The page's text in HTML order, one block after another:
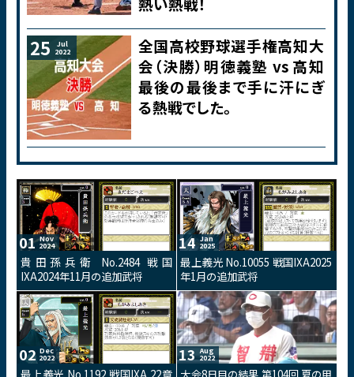
25 Jul
2022
全国高校野球選手権高知大
会（決勝）明徳義塾 vs 高知
最後の最後まで手に汗にぎ
る熱戦でした。
01 Nov
2024
貴田孫兵衛 No.2484 戦国
IXA2024年11月の追加武将
14 Jan
2025
最上義光 No.10055 戦国IXA2025
年1月の追加武将
02 Dec
2022 13 Aug
2022